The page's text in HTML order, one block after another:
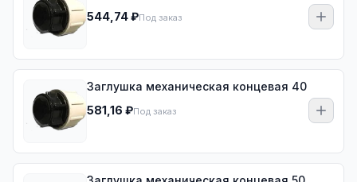
544,74 ₽Под заказ
Заглушка механическая концевая 40
581,16 ₽Под заказ